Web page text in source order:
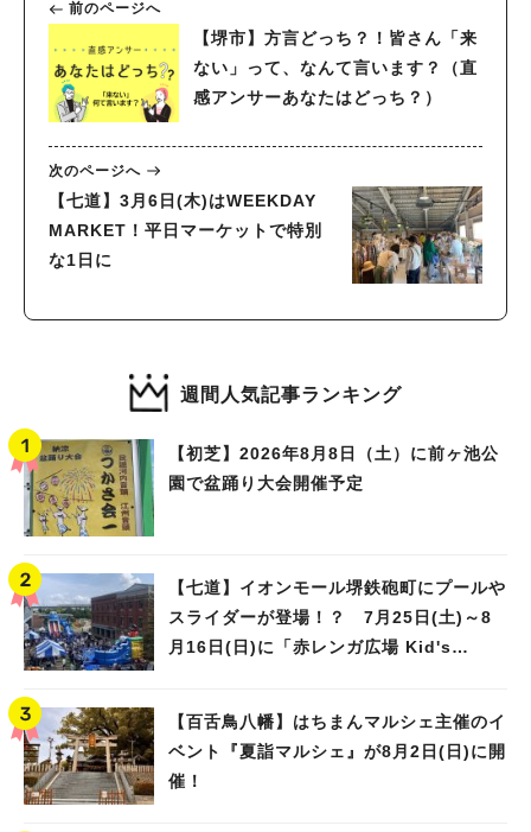
前のページへ
【堺市】方言どっち？！皆さん「来
ない」って、なんて言います？（直
感アンサーあなたはどっち？）
次のページへ
【七道】3月6日(木)はWEEKDAY
MARKET！平日マーケットで特別
な1日に
週間人気記事ランキング
【初芝】2026年8月8日（土）に前ヶ池公
園で盆踊り大会開催予定
【七道】イオンモール堺鉄砲町にプールや
スライダーが登場！？ 7月25日(土)～8
月16日(日)に「赤レンガ広場 Kid's
【百舌鳥八幡】はちまんマルシェ主催のイ
ベント『夏詣マルシェ』が8月2日(日)に開
催！